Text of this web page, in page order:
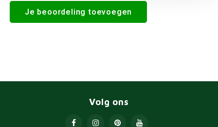
Je beoordeling toevoegen
Volg ons